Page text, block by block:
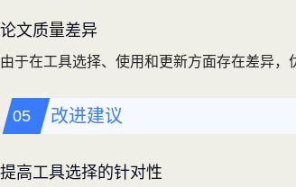
论文质量差异
由于在工具选择、使用和更新方面存在差异
改进建议
提高工具选择的针对性